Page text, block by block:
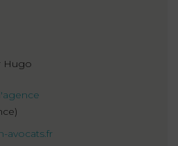
Hugo
avocats.fr